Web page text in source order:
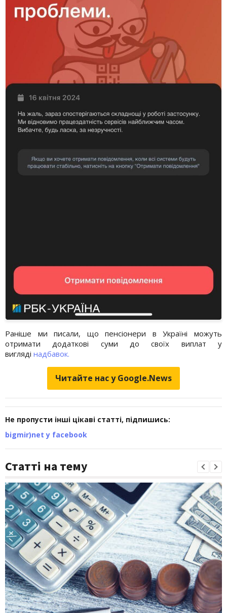
Раніше ми писали, що пенсіонери в Україні можуть
отримати додаткові суми до своїх виплат у
вигляді надбавок.
Читайте нас у Google.News
Не пропусти інші цікаві статті, підпишись:
bigmir)net у facebook
Статті на тему